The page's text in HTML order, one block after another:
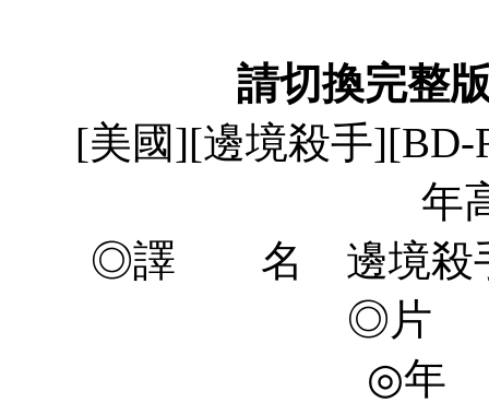
請切換完整
[美國][邊境殺手][BD-
年
◎譯 名 邊境殺手/
◎片
◎年